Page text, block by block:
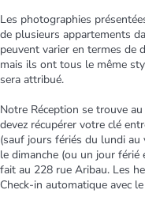
Les photographies
de plusieurs appartements
peuvent varier en termes de
mais ils ont tous le même
sera attribué.
Notre Réception se trouve
devez récupérer votre clé
(sauf jours fériés du lundi au
le dimanche (ou un jour férié
fait au 228 rue Aribau. Les
Check-in automatique avec